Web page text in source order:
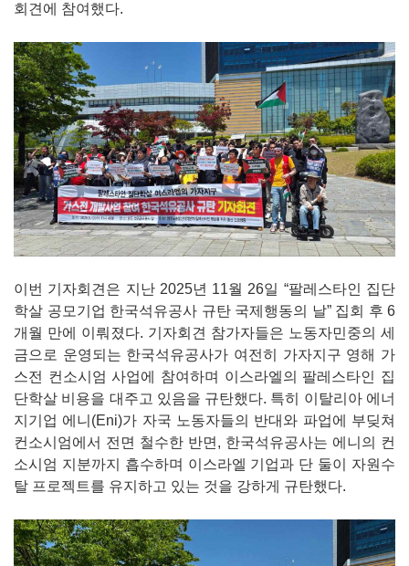
회견에 참여했다.
이번 기자회견은 지난 2025년 11월 26일 “팔레스타인 집단
학살 공모기업 한국석유공사 규탄 국제행동의 날” 집회 후 6
개월 만에 이뤄졌다. 기자회견 참가자들은 노동자민중의 세
금으로 운영되는 한국석유공사가 여전히 가자지구 영해 가
스전 컨소시엄 사업에 참여하며 이스라엘의 팔레스타인 집
단학살 비용을 대주고 있음을 규탄했다. 특히 이탈리아 에너
지기업 에니(Eni)가 자국 노동자들의 반대와 파업에 부딪쳐
컨소시엄에서 전면 철수한 반면, 한국석유공사는 에니의 컨
소시엄 지분까지 흡수하며 이스라엘 기업과 단 둘이 자원수
탈 프로젝트를 유지하고 있는 것을 강하게 규탄했다.